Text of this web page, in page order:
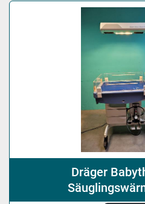
Dräger